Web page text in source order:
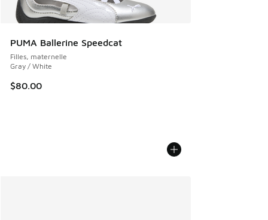
PUMA Ballerine Speedcat
Filles, maternelle
Gray / White
$80.00